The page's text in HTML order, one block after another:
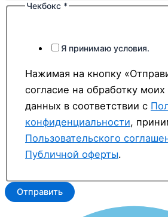
Имя Чекбокс *
Я принимаю условия.
Нажимая на кнопку
согласие на обработку
данных в соответствии с
конфиденциальности,
Пользовательского
Публичной оферты.
Отправить